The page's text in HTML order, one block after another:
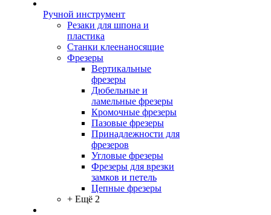
Ручной инструмент
Резаки для шпона и
пластика
Станки клеенаносящие
Фрезеры
Вертикальные
фрезеры
Дюбельные и
ламельные фрезеры
Кромочные фрезеры
Пазовые фрезеры
Принадлежности для
фрезеров
Угловые фрезеры
Фрезеры для врезки
замков и петель
Цепные фрезеры
+ Ещё 2